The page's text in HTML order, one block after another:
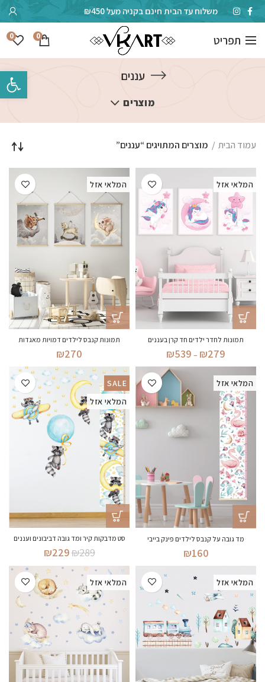
משלוח עד הבית חינם בקניה מעל ₪450
תפריט 0
0
עננים
מוצרים
עמוד הבית מוצרים המתויגים “עננים”
המלאי אזל
תמונות לחדר ילדים חד קרן בעננים
₪279
–
₪539
עד
המלאי אזל
תמונות קנבס לילדים דמויות מאגדות
₪270
המלאי אזל
מד גובה על קנבס לילדים פינק בייבי
₪160
SALE
המלאי אזל
סט מדבקות קיר ומד גובה דביבונים ועננים
₪289
המחיר
היה:
₪289.
₪229
הוא:
₪229.
המלאי אזל המלאי אזל
פתח